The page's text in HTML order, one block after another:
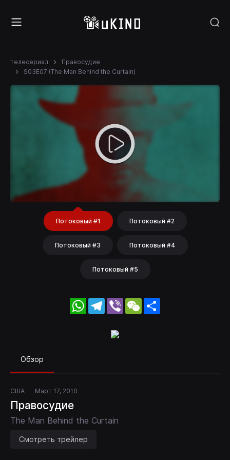
телесериал
Правосудие
S03E07 (The Man Behind the Curtain)
Потоковый #1 Потоковый #2
Потоковый #3 Потоковый #4
Потоковый #5
WhatsApp
Telegram
Viber WeChat
Обзор
США Март 17, 2010
Правосудие
The Man Behind the Curtain
Смотреть трейлер